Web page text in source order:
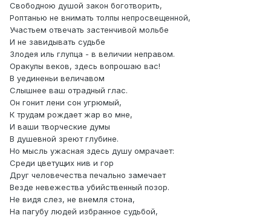
Свободною душой закон боготворить,
Роптанью не внимать толпы непросвещенной,
Участьем отвечать застенчивой мольбе
И не завидывать судьбе
Злодея иль глупца - в величии неправом.
Оракулы веков, здесь вопрошаю вас!
В уединеньи величавом
Слышнее ваш отрадный глас.
Он гонит лени сон угрюмый,
К трудам рождает жар во мне,
И ваши творческие думы
В душевной зреют глубине.
Но мысль ужасная здесь душу омрачает:
Среди цветущих нив и гор
Друг человечества печально замечает
Везде невежества убийственный позор.
Не видя слез, не внемля стона,
На пагубу людей избранное судьбой,